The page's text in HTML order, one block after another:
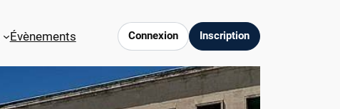
Évènements Connexion Inscription